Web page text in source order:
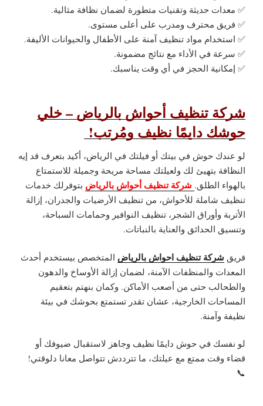
✅ معدات حديثة وتقنيات متطورة لضمان نظافة مثالية.
✅ فريق محترف ومدرب على أعلى مستوى.
✅ استخدام مواد تنظيف آمنة على الأطفال والحيوانات الأليفة.
✅ سرعة في الأداء مع نتائج مضمونة.
✅ إمكانية الحجز في أي وقت يناسبك.
شركة تنظيف أحواش بالرياض – خلي
حوشك دايمًا نظيف ومُرتب!
لو عندك حوش في بيتك أو فيلتك في الرياض، أكيد بتعرف قد إيه
النظافة بتهيئ لك ولعيلتك مساحة مريحة وجميلة للاستمتاع
بالهواء الطلق. شركة تنظيف أحواش بالرياض بتوفرلك خدمات
تنظيف شاملة للأحواش، من تنظيف الأرضيات والجدران، إزالة
الأتربة وأوراق الشجر، تنظيف النوافير وحمامات السباحة،
وتنسيق الحدائق والعناية بالنباتات.
فريق شركة تنظيف احواش بالرياض المتخصص بيستخدم أحدث
المعدات والمنظفات الآمنة، لضمان إزالة الأوساخ والدهون
والطحالب حتى من أصعب الأماكن. وكمان بنهتم بتعقيم
المساحات الخارجية، عشان تقدر تستمتع بحوشك في بيئة
نظيفة وآمنة.
لو نفسك في حوش دايمًا نظيف وجاهز لاستقبال ضيوفك أو
قضاء وقت ممتع مع عيلتك، ما تترددش تتواصل معانا دلوقتي!
📞